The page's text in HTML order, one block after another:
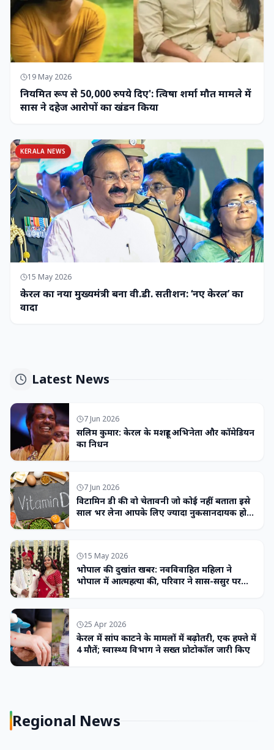
19 May 2026
नियमित रूप से 50,000 रुपये दिए': त्विषा शर्मा मौत मामले में
सास ने दहेज आरोपों का खंडन किया
KERALA NEWS
15 May 2026
केरल का नया मुख्यमंत्री बना वी.डी. सतीशन: ‘नए केरल’ का
वादा
Latest News
7 Jun 2026
सलिम कुमार: केरल के मशहूर अभिनेता और कॉमेडियन
का निधन
7 Jun 2026
विटामिन डी की वो चेतावनी जो कोई नहीं बताता इसे
साल भर लेना आपके लिए ज्यादा नुकसानदायक हो
15 May 2026
भोपाल की दुखांत खबर: नवविवाहित महिला ने
भोपाल में आत्महत्या की, परिवार ने सास-ससुर पर
25 Apr 2026
केरल में सांप काटने के मामलों में बढ़ोतरी, एक हफ्ते में
4 मौतें; स्वास्थ्य विभाग ने सख्त प्रोटोकॉल जारी किए
Regional News